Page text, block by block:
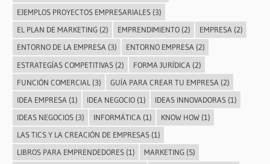
EJEMPLOS PROYECTOS EMPRESARIALES(3)
EL PLAN DE MARKETING(2) EMPRENDIMIENTO(2) EMPRESA (2)
ENTORNO DE LA EMPRESA(3) ENTORNO EMPRESA(2)
ESTRATEGÍAS COMPETITIVAS(2) FORMA JURÍDICA (2)
FUNCIÓN COMERCIAL (3) GUÍA PARA CREAR TU EMPRESA (2)
IDEA EMPRESA (1) IDEA NEGOCIO(1) IDEAS INNOVADORAS(1)
IDEAS NEGOCIOS(3) INFORMÁTICA (1) KNOW HOW(1)
LAS TICS Y LA CREACIÓN DE EMPRESAS(1)
LIBROS PARA EMPRENDEDORES(1) MARKETING(5)